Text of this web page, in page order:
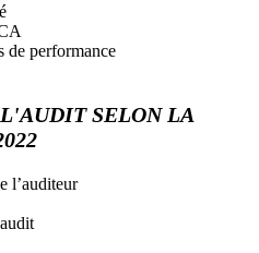
de performance
SELON LA
l’auditeur